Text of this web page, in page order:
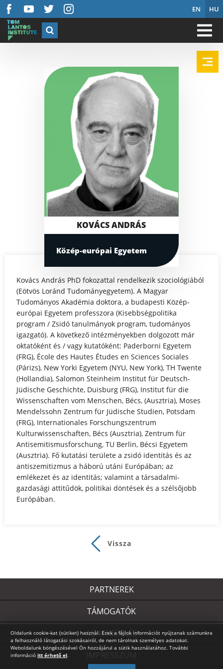
EN HU
KOVÁCS ANDRÁS
Közép-európai Egyetem
Kovács András PhD fokozattal rendelkezik szociológiából
(Eötvös Loránd Tudományegyetem). A Magyar
Tudományos Akadémia doktora, a budapesti Közép-
európai Egyetem professzora (Kisebbségpolitika
program / Zsidó tanulmányok program, tudományos
igazgató). A következő intézményekben dolgozott már
oktatóként és / vagy kutatóként: Paderborni Egyetem
(FRG), École des Hautes Études en Sciences Sociales
(Párizs), New Yorki Egyetem (NYU, New York), TH Twente
(Hollandia), Salomon Steinheim Institut für Deutsch-
Jüdische Geschichte, Duisburg (FRG), Institut für die
Wissenschaften vom Menschen, Bécs, (Ausztria), Moses
Mendelssohn Zentrum für Jüdische Studien, Potsdam
(FRG), Internationales Forschungszentrum
Kulturwissenschaften, Bécs (Ausztria), Zentrum für
Antisemitismusforschung, TU Berlin, Bécsi Egyetem
(Ausztria). Fő kutatási területe a zsidó identitás és az
antiszemitizmus a háború utáni Európában; az
emlékezet és az identitás; valamint a társadalmi-
gazdasági attitűdök, politikai döntések és a szélsőjobb
Európában.
Vissza
Oldalunk cookie-kat (sütiket) használ. Ezek a fájlok információt nyújtanak számunkra
a felhasználó látogatási szokásairól, de nem tárolnak személyes adatokat.
Weboldalunk böngészésével Ön hozzájárul a sütik használatához. További
információ itt érhető el.
PARTNEREK
TÁMOGATÓK
ADATKEZELÉS